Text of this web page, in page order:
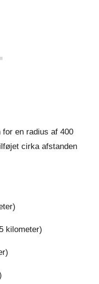
for en radius af 400
cirka afstanden
kilometer)